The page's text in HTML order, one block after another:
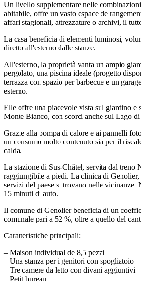
Un livello supplementare nelle
abitabile, offre un vasto espace de
affari stagionali, attrezzature o archivi, il
La casa beneficia di elementi luminosi,
diretto all'esterno dalle stanze.
All'esterno, la proprietà vanta un ampio
pergolato, una piscina ideale (progetto
terrazza con spazio per barbecue e un
esterno.
Elle offre una piacevole vista sul giardino e
Monte Bianco, con scorci anche sul Lago
Grazie alla pompa di calore e ai pannelli
un consumo molto contenuto sia per il
calda.
La stazione di Sus-Châtel, servita dal treno
raggiungibile a piedi. La clinica di Genolier,
servizi del paese si trovano nelle vicinanze.
15 minuti di auto.
Il comune di Genolier beneficia di un
comunale pari a 52 %, oltre a quello del
Caratteristiche principali:
– Maison individual de 8,5 pezzi
– Una stanza per i genitori con spogliatoio
– Tre camere da letto con divani aggiuntivi
– Petit bureau